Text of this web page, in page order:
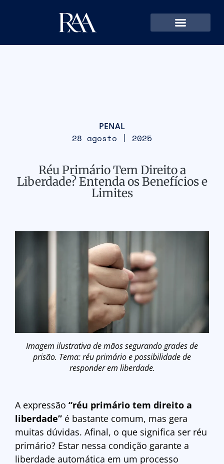
PENAL
28 agosto | 2025
Réu Primário Tem Direito a
Liberdade? Entenda os Benefícios e
Limites
Imagem ilustrativa de mãos segurando grades de
prisão. Tema: réu primário e possibilidade de
responder em liberdade.
A expressão “réu primário tem direito a
liberdade” é bastante comum, mas gera
muitas dúvidas. Afinal, o que significa ser réu
primário? Estar nessa condição garante a
liberdade automática em um processo